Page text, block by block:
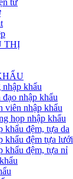
tử
THỊ
khẩu
đạo nhập khẩu
viên nhập khẩu
họp nhập khẩu
khẩu đệm, tựa da
khẩu đệm tựa lưới
khẩu đệm, tựa nỉ